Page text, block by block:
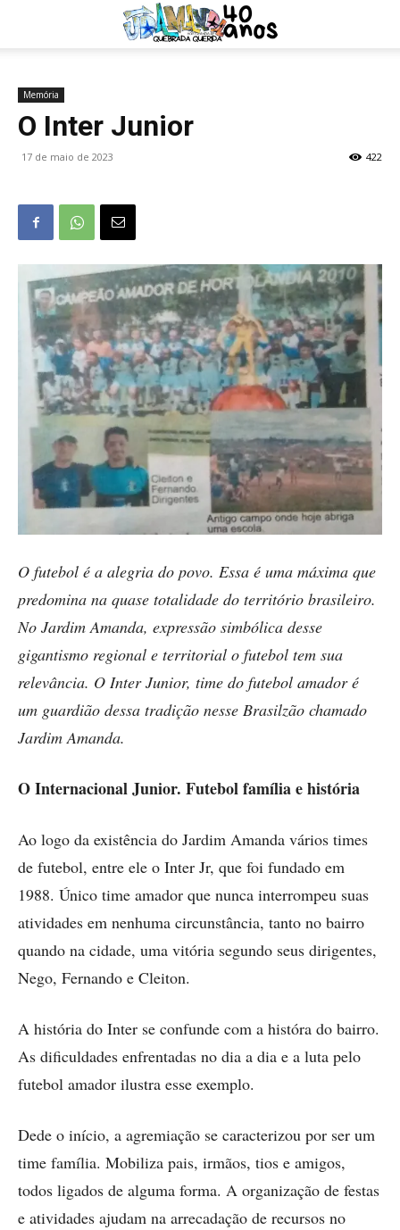
Memória
O Inter Junior
17 de maio de 2023 422
O futebol é a alegria do povo. Essa é uma máxima que
predomina na quase totalidade do território brasileiro.
No Jardim Amanda, expressão simbólica desse
gigantismo regional e territorial o futebol tem sua
relevância. O Inter Junior, time do futebol amador é
um guardião dessa tradição nesse Brasilzão chamado
Jardim Amanda.
O Internacional Junior. Futebol família e história
Ao logo da existência do Jardim Amanda vários times
de futebol, entre ele o Inter Jr, que foi fundado em
1988. Único time amador que nunca interrompeu suas
atividades em nenhuma circunstância, tanto no bairro
quando na cidade, uma vitória segundo seus dirigentes,
Nego, Fernando e Cleiton.
A história do Inter se confunde com a históra do bairro.
As dificuldades enfrentadas no dia a dia e a luta pelo
futebol amador ilustra esse exemplo.
Dede o início, a agremiação se caracterizou por ser um
time família. Mobiliza pais, irmãos, tios e amigos,
todos ligados de alguma forma. A organização de festas
e atividades ajudam na arrecadação de recursos no